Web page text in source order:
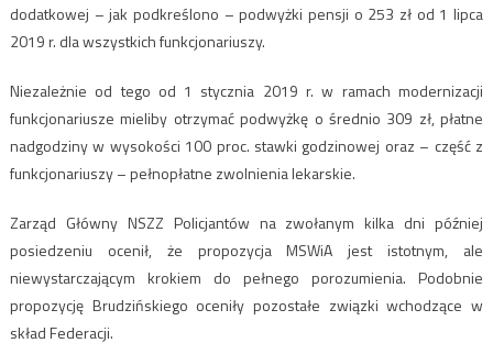
dodatkowej – jak podkreślono – podwyżki pensji o 253 zł od 1 lipca
2019 r. dla wszystkich funkcjonariuszy.
Niezależnie od tego od 1 stycznia 2019 r. w ramach modernizacji
funkcjonariusze mieliby otrzymać podwyżkę o średnio 309 zł, płatne
nadgodziny w wysokości 100 proc. stawki godzinowej oraz – część z
funkcjonariuszy – pełnopłatne zwolnienia lekarskie.
Zarząd Główny NSZZ Policjantów na zwołanym kilka dni później
posiedzeniu ocenił, że propozycja MSWiA jest istotnym, ale
niewystarczającym krokiem do pełnego porozumienia. Podobnie
propozycję Brudzińskiego oceniły pozostałe związki wchodzące w
skład Federacji.